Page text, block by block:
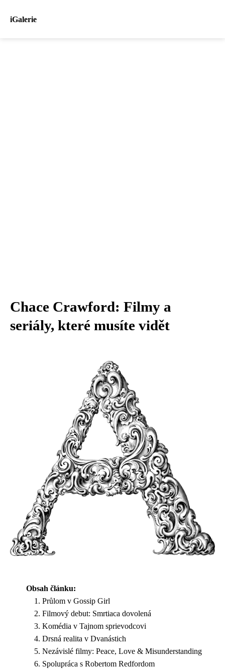
iGalerie
Chace Crawford: Filmy a
seriály, které musíte vidět
Obsah článku:
Průlom v Gossip Girl
Filmový debut: Smrtiaca dovolená
Komédia v Tajnom sprievodcovi
Drsná realita v Dvanástich
Nezávislé filmy: Peace, Love & Misunderstanding
Spolupráca s Robertom Redfordom